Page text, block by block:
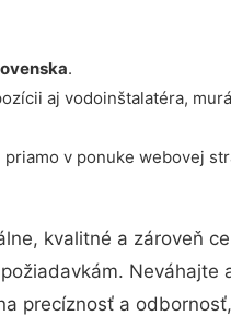
.
aj vodoinštalatéra,
v ponuke webovej
kvalitné a zároveň
Neváhajte
precíznosť a